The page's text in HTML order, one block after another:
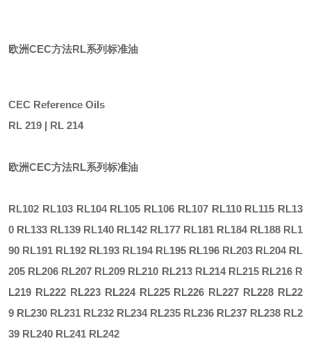
欧洲CEC方法RL系列标准油
CEC Reference Oils
RL 219 | RL 214
欧洲CEC方法RL系列标准油
RL102 RL103 RL104 RL105 RL106 RL107 RL110 RL115 RL13
0 RL133 RL139 RL140 RL142 RL177 RL181 RL184 RL188 RL1
90 RL191 RL192 RL193 RL194 RL195 RL196 RL203 RL204 RL
205 RL206 RL207 RL209 RL210 RL213 RL214 RL215 RL216 R
L219 RL222 RL223 RL224 RL225 RL226 RL227 RL228 RL22
9 RL230 RL231 RL232 RL234 RL235 RL236 RL237 RL238 RL2
39 RL240 RL241 RL242